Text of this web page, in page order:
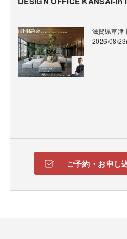
滋賀県草津
2026/08/
ご予約・お申し